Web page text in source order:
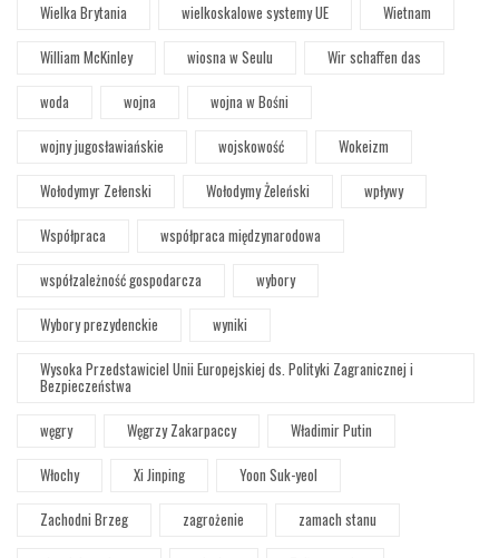
Wielka Brytania
wielkoskalowe systemy UE
Wietnam
William McKinley
wiosna w Seulu
Wir schaffen das
woda
wojna
wojna w Bośni
wojny jugosławiańskie
wojskowość
Wokeizm
Wołodymyr Zełenski
Wołodymy Żeleński
wpływy
Współpraca
współpraca międzynarodowa
współzależność gospodarcza
wybory
Wybory prezydenckie
wyniki
Wysoka Przedstawiciel Unii Europejskiej ds. Polityki Zagranicznej i
Bezpieczeństwa
węgry
Węgrzy Zakarpaccy
Władimir Putin
Włochy
Xi Jinping
Yoon Suk-yeol
Zachodni Brzeg
zagrożenie
zamach stanu